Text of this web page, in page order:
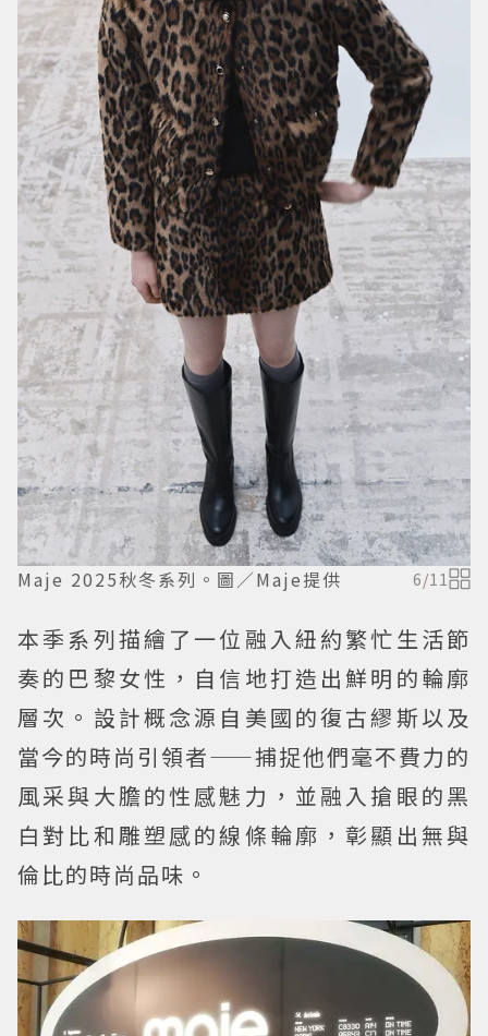
Maje 2025秋冬系列。圖／Maje提供 6/11
本季系列描繪了一位融入紐約繁忙生活節
奏的巴黎女性，自信地打造出鮮明的輪廓
層次。設計概念源自美國的復古繆斯以及
當今的時尚引領者——捕捉他們毫不費力的
風采與大膽的性感魅力，並融入搶眼的黑
白對比和雕塑感的線條輪廓，彰顯出無與
倫比的時尚品味。